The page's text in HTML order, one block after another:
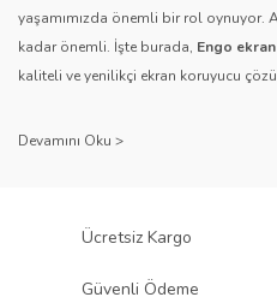
yaşamımızda önemli bir rol oynuyor.
kadar önemli. İşte burada, Engo
kaliteli ve yenilikçi ekran koruyucu
sağlıyor.
Engo ekran koruyucuları
, uzun
ürününü titiz bir kalite kontrol
Ücretsiz Kargo
Güvenli Ödeme